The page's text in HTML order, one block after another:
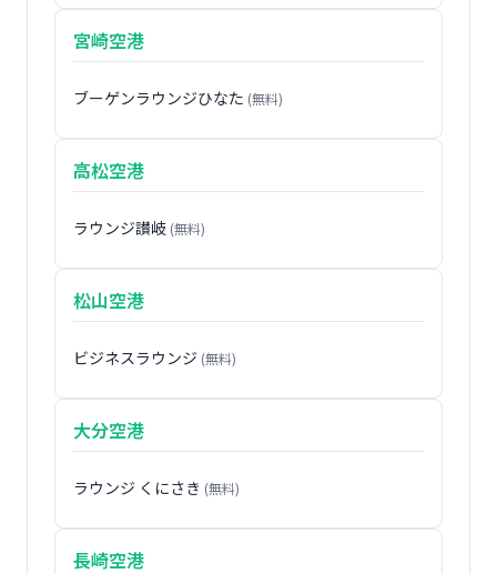
宮崎空港
ブーゲンラウンジひなた (無料)
高松空港
ラウンジ讃岐 (無料)
松山空港
ビジネスラウンジ (無料)
大分空港
ラウンジ くにさき (無料)
長崎空港